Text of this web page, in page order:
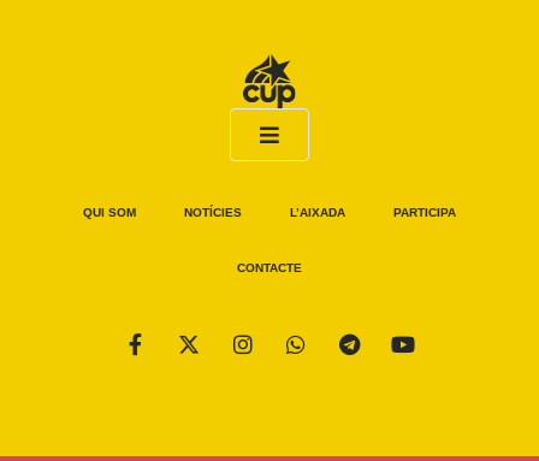
QUI SOM NOTÍCIES L’AIXADA PARTICIPA
CONTACTE